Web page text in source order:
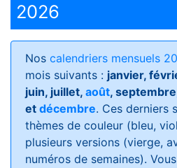
2026
Nos calendriers mensuels
mois suivants : janvier,
juin, juillet, août,
et décembre. Ces derniers
thèmes de couleur (bleu,
plusieurs versions (vierge,
numéros de semaines).